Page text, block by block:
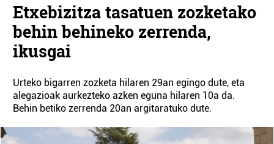
Etxebizitza tasatuen zozketako
behin behineko zerrenda,
ikusgai
Urteko bigarren zozketa hilaren 29an egingo dute, eta
alegazioak aurkezteko azken eguna hilaren 10a da.
Behin betiko zerrenda 20an argitaratuko dute.